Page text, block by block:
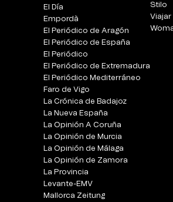
El Día
Empordà
El Periódico de Aragón
El Periódico de España
El Periódico
El Periódico de Extremadura
El Periódico Mediterráneo
Faro de Vigo
La Crónica de Badajoz
La Nueva España
La Opinión A Coruña
La Opinión de Murcia
La Opinión de Málaga
La Opinión de Zamora
La Provincia
Levante-EMV
Mallorca Zeitung
Stilo
Viajar